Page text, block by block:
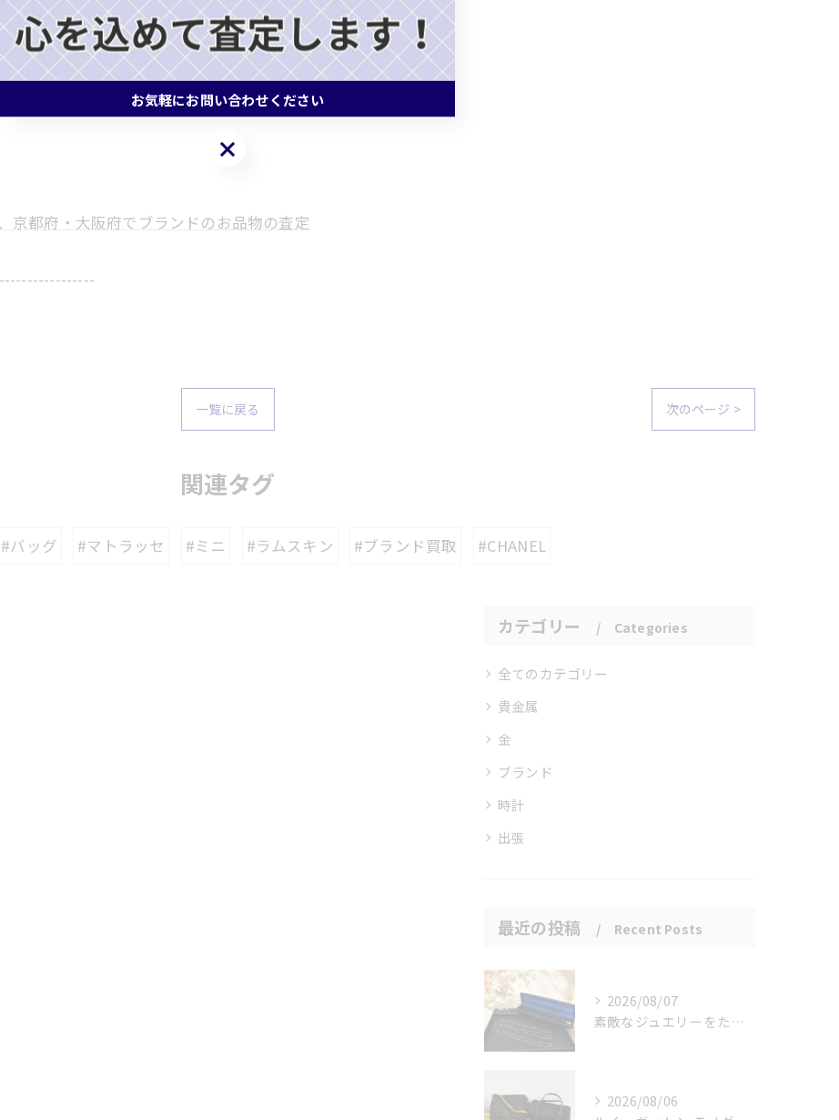
京都府・大阪府でブランドのお品物の査定
一覧に戻る 次のページ >
関連タグ
#バッグ #マトラッセ #ミニ #ラムスキン #ブランド買取 #CHANEL
カテゴリー Categories
全てのカテゴリー
貴金属
金
ブランド
時計
出張
最近の投稿 Recent Posts
2026/08/07
素敵なジュエリーをたくさんお買取りさせていただきました✨
2026/08/06
お気軽にお問い合わせください
お気軽にお問い合わせください